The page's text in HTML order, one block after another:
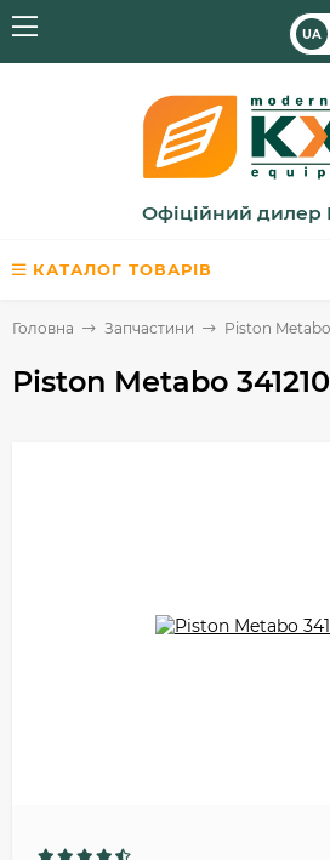
UA
Офіційний дилер
КАТАЛОГ ТОВАРІВ
Головна Запчастини Piston Metabo
Piston Metabo